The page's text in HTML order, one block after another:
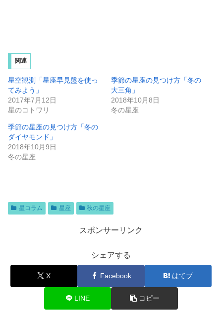
関連
星空観測「星座早見盤を使っ
てみよう」
2017年7月12日
星のコトワリ
季節の星座の見つけ方「冬の
大三角」
2018年10月8日
冬の星座
季節の星座の見つけ方「冬の
ダイヤモンド」
2018年10月9日
冬の星座
星コラム 星座 秋の星座
スポンサーリンク
シェアする
X Facebook はてブ
LINE コピー